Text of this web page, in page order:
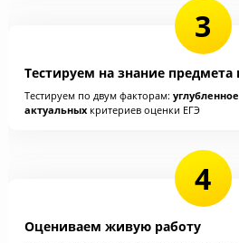
Проверяем документы
Проверяем достоверность всех